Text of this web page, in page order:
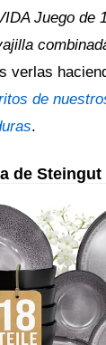
Juego de
verlas
de
.
de